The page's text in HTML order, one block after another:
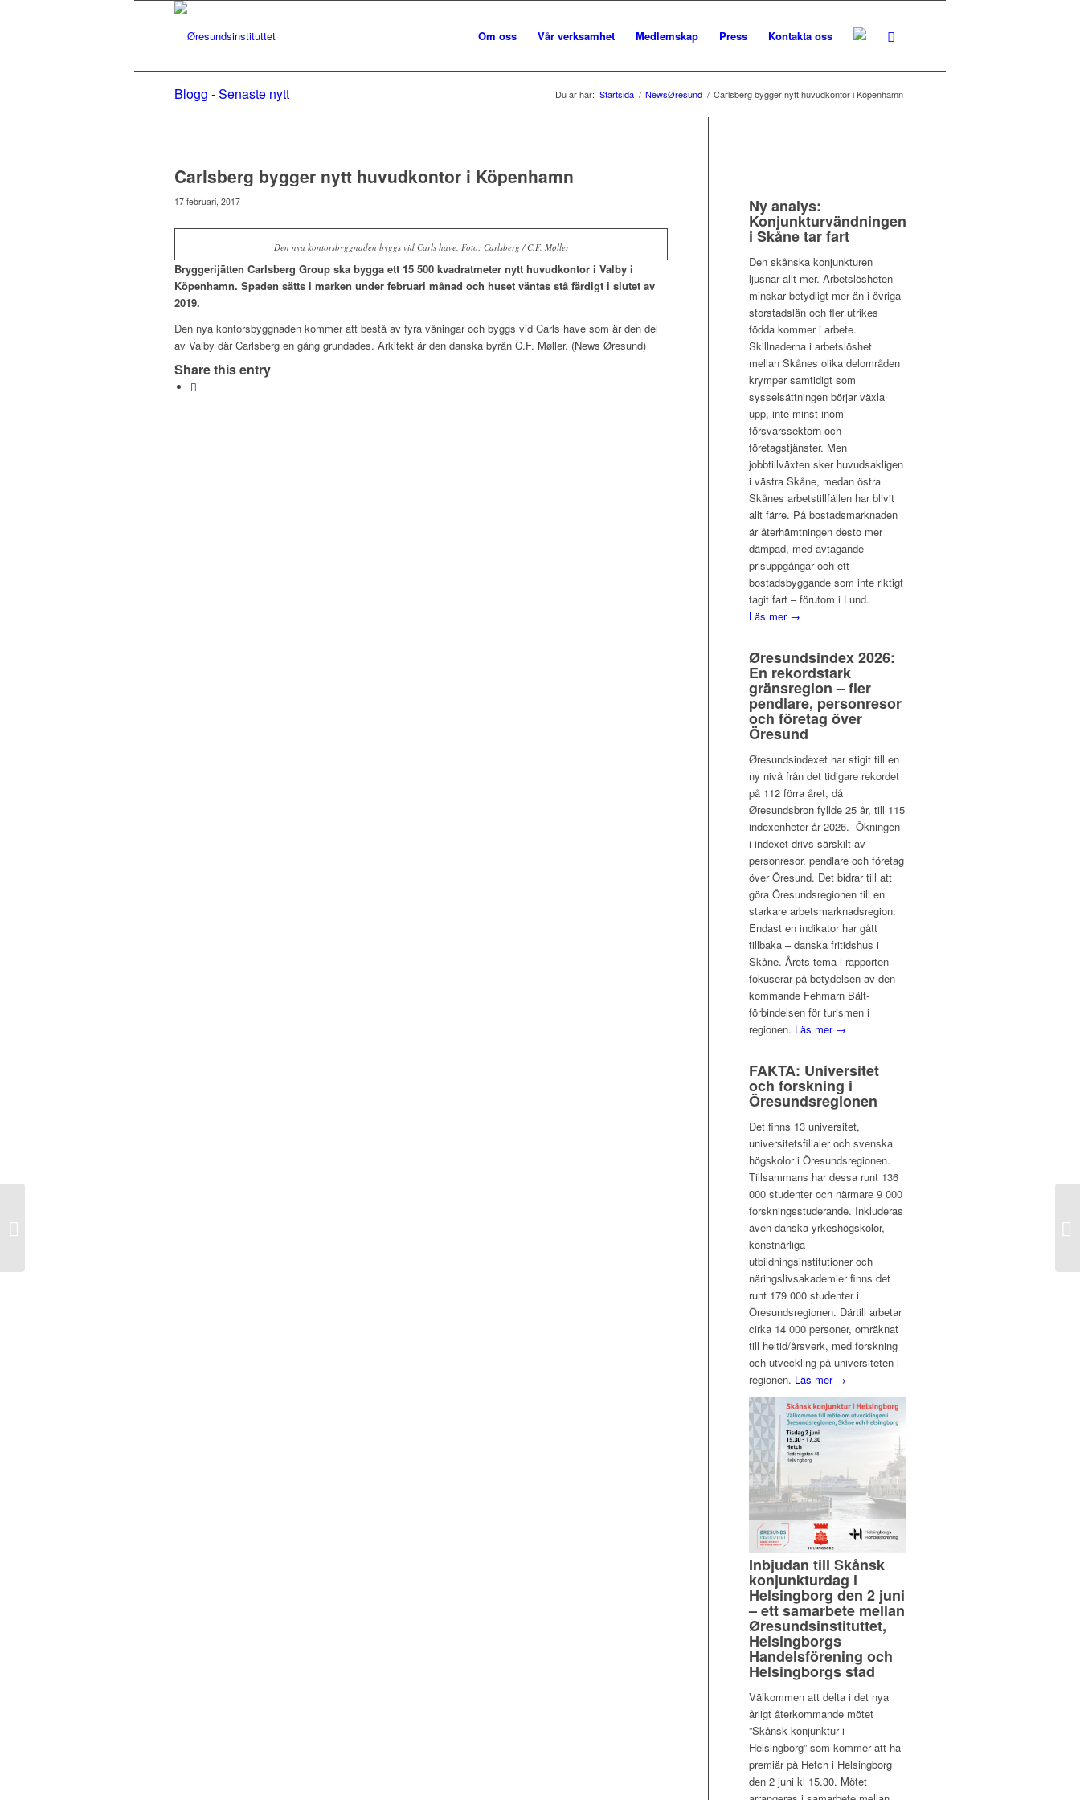
Om oss Vår verksamhet Medlemskap Press Kontakta oss
Blogg - Senaste nytt Du är här: Startsida / NewsØresund / Carlsberg bygger nytt huvudkontor i Köpenhamn
Carlsberg bygger nytt huvudkontor i Köpenhamn
17 februari, 2017
Den nya kontorsbyggnaden byggs vid Carls have. Foto: Carlsberg / C.F. Møller
Bryggerijätten Carlsberg Group ska bygga ett 15 500 kvadratmeter nytt huvudkontor i Valby i
Köpenhamn. Spaden sätts i marken under februari månad och huset väntas stå färdigt i slutet av
2019.
Den nya kontorsbyggnaden kommer att bestå av fyra våningar och byggs vid Carls have som är den del
av Valby där Carlsberg en gång grundades. Arkitekt är den danska byrån C.F. Møller. (News Øresund)
Share this entry
Ny analys:
Konjunkturvändningen
i Skåne tar fart
Den skånska konjunkturen
ljusnar allt mer. Arbetslösheten
minskar betydligt mer än i övriga
storstadslän och fler utrikes
födda kommer i arbete.
Skillnaderna i arbetslöshet
mellan Skånes olika delområden
krymper samtidigt som
sysselsättningen börjar växla
upp, inte minst inom
försvarssektorn och
företagstjänster. Men
jobbtillväxten sker huvudsakligen
i västra Skåne, medan östra
Skånes arbetstillfällen har blivit
allt färre. På bostadsmarknaden
är återhämtningen desto mer
dämpad, med avtagande
prisuppgångar och ett
bostadsbyggande som inte riktigt
tagit fart – förutom i Lund.
Läs mer →
Øresundsindex 2026:
En rekordstark
gränsregion – fler
pendlare, personresor
och företag över
Öresund
Øresundsindexet har stigit till en
ny nivå från det tidigare rekordet
på 112 förra året, då
Øresundsbron fyllde 25 år, till 115
indexenheter år 2026. Ökningen
i indexet drivs särskilt av
personresor, pendlare och företag
över Öresund. Det bidrar till att
göra Öresundsregionen till en
starkare arbetsmarknadsregion.
Endast en indikator har gått
tillbaka – danska fritidshus i
Skåne. Årets tema i rapporten
fokuserar på betydelsen av den
kommande Fehmarn Bält-
förbindelsen för turismen i
regionen. Läs mer →
FAKTA: Universitet
och forskning i
Öresundsregionen
Det finns 13 universitet,
universitetsfilialer och svenska
högskolor i Öresundsregionen.
Tillsammans har dessa runt 136
000 studenter och närmare 9 000
forskningsstuderande. Inkluderas
även danska yrkeshögskolor,
konstnärliga
utbildningsinstitutioner och
näringslivsakademier finns det
runt 179 000 studenter i
Öresundsregionen. Därtill arbetar
cirka 14 000 personer, omräknat
till heltid/årsverk, med forskning
och utveckling på universiteten i
regionen. Läs mer →
Inbjudan till Skånsk
konjunkturdag i
Helsingborg den 2 juni
– ett samarbete mellan
Øresundsinstituttet,
Helsingborgs
Handelsförening och
Helsingborgs stad
Välkommen att delta i det nya
årligt återkommande mötet
”Skånsk konjunktur i
Helsingborg” som kommer att ha
premiär på Hetch i Helsingborg
den 2 juni kl 15.30. Mötet